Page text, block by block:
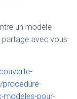
un modèle
avec vous
procedure-
modeles-pour-